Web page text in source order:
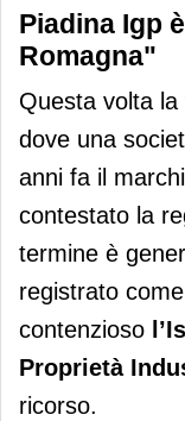
Piadina Igp
Romagna"
Questa volta la
dove una
anni fa il
contestato la
termine è
registrato
contenzioso
Proprietà
ricorso.